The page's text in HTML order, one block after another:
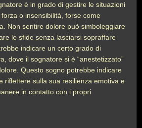
è in grado di gestire le situazioni
o insensibilità, forse come
Non sentire dolore può simboleggiare
le sfide senza lasciarsi sopraffare
indicare un certo grado di
dove il sognatore si è “anestetizzato”
Questo sogno potrebbe indicare
riflettere sulla sua resilienza emotiva e
in contatto con i propri